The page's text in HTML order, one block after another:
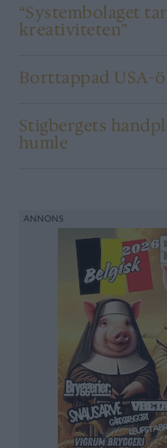
“Systembolaget
kreativiteten”
Borttappad USA-
Stigbergets
humle